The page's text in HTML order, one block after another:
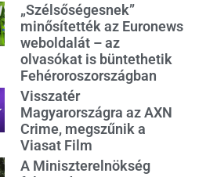
„Szélsőségesnek”
minősítették az Euronews
weboldalát – az
olvasókat is büntethetik
Fehéroroszországban
Visszatér
Magyarországra az AXN
Crime, megszűnik a
Viasat Film
A Miniszterelnökség